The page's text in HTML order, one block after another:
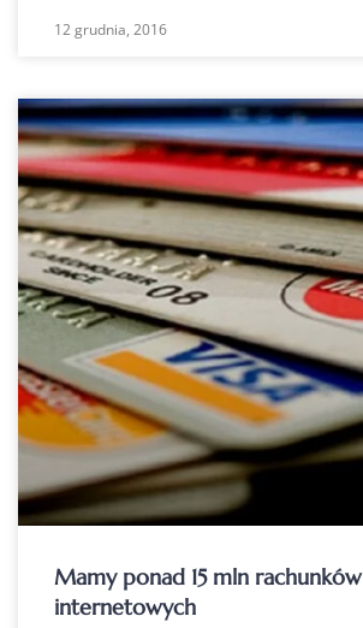
12 grudnia, 2016
Mamy ponad 15 mln rachunków
internetowych